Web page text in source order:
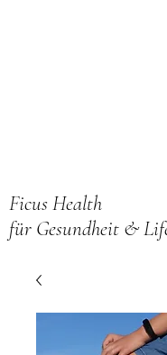
Ficus Health
für Gesundheit &